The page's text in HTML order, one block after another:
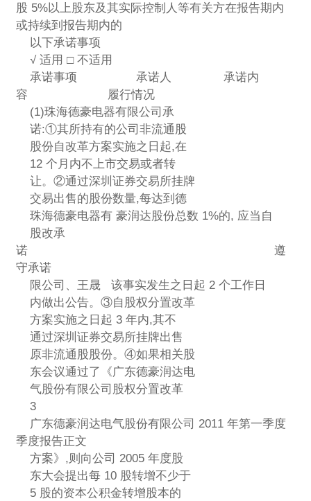
股 5%以上股东及其实际控制人等有关方在报告期内
或持续到报告期内的
以下承诺事项
√ 适用 □ 不适用
承诺事项 承诺人 承诺内
容 履行情况
(1)珠海德豪电器有限公司承
诺:①其所持有的公司非流通股
股份自改革方案实施之日起,在
12 个月内不上市交易或者转
让。②通过深圳证券交易所挂牌
交易出售的股份数量,每达到德
珠海德豪电器有 豪润达股份总数 1%的, 应当自
股改承
诺 遵
守承诺
限公司、王晟 该事实发生之日起 2 个工作日
内做出公告。③自股权分置改革
方案实施之日起 3 年内,其不
通过深圳证券交易所挂牌出售
原非流通股股份。④如果相关股
东会议通过了《广东德豪润达电
气股份有限公司股权分置改革
3
广东德豪润达电气股份有限公司 2011 年第一季度
季度报告正文
方案》,则向公司 2005 年度股
东大会提出每 10 股转增不少于
5 股的资本公积金转增股本的